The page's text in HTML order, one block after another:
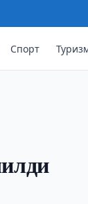
Спорт